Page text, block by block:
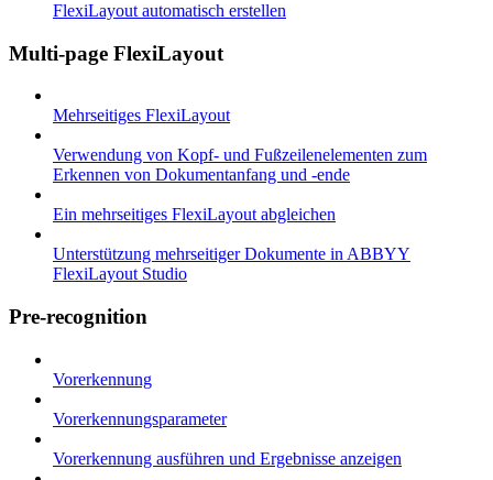
FlexiLayout automatisch erstellen
Multi-page FlexiLayout
Mehrseitiges FlexiLayout
Verwendung von Kopf- und Fußzeilenelementen zum
Erkennen von Dokumentanfang und -ende
Ein mehrseitiges FlexiLayout abgleichen
Unterstützung mehrseitiger Dokumente in ABBYY
FlexiLayout Studio
Pre-recognition
Vorerkennung
Vorerkennungsparameter
Vorerkennung ausführen und Ergebnisse anzeigen